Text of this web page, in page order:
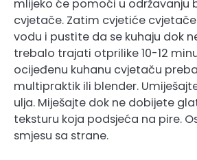
mlijeko će pomoći u održavanju
cvjetače. Zatim cvjetiće
vodu i pustite da se kuhaju dok
trebalo trajati otprilike 10-12
ocijeđenu kuhanu cvjetaču
multipraktik ili blender.
ulja. Miješajte dok ne dobijete
teksturu koja podsjeća na pire.
smjesu sa strane.